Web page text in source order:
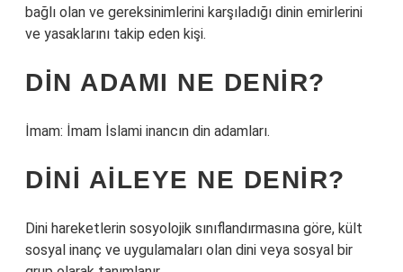
bağlı olan ve gereksinimlerini karşıladığı dinin emirlerini
ve yasaklarını takip eden kişi.
DIN ADAMI NE DENIR?
İmam: İmam İslami inancın din adamları.
DINI AILEYE NE DENIR?
Dini hareketlerin sosyolojik sınıflandırmasına göre, kült
sosyal inanç ve uygulamaları olan dini veya sosyal bir